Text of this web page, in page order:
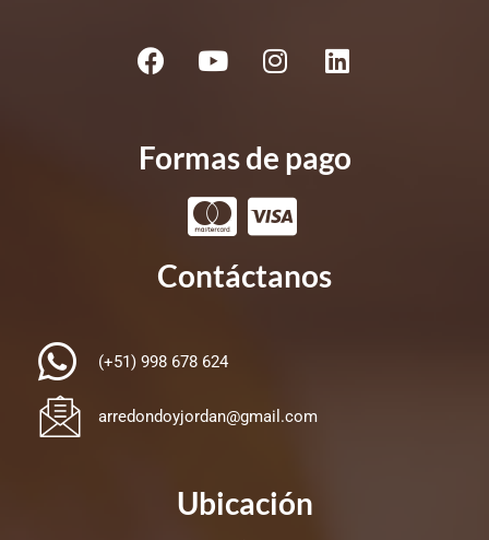
Formas de pago
Contáctanos
(+51) 998 678 624
arredondoyjordan@gmail.com
Ubicación